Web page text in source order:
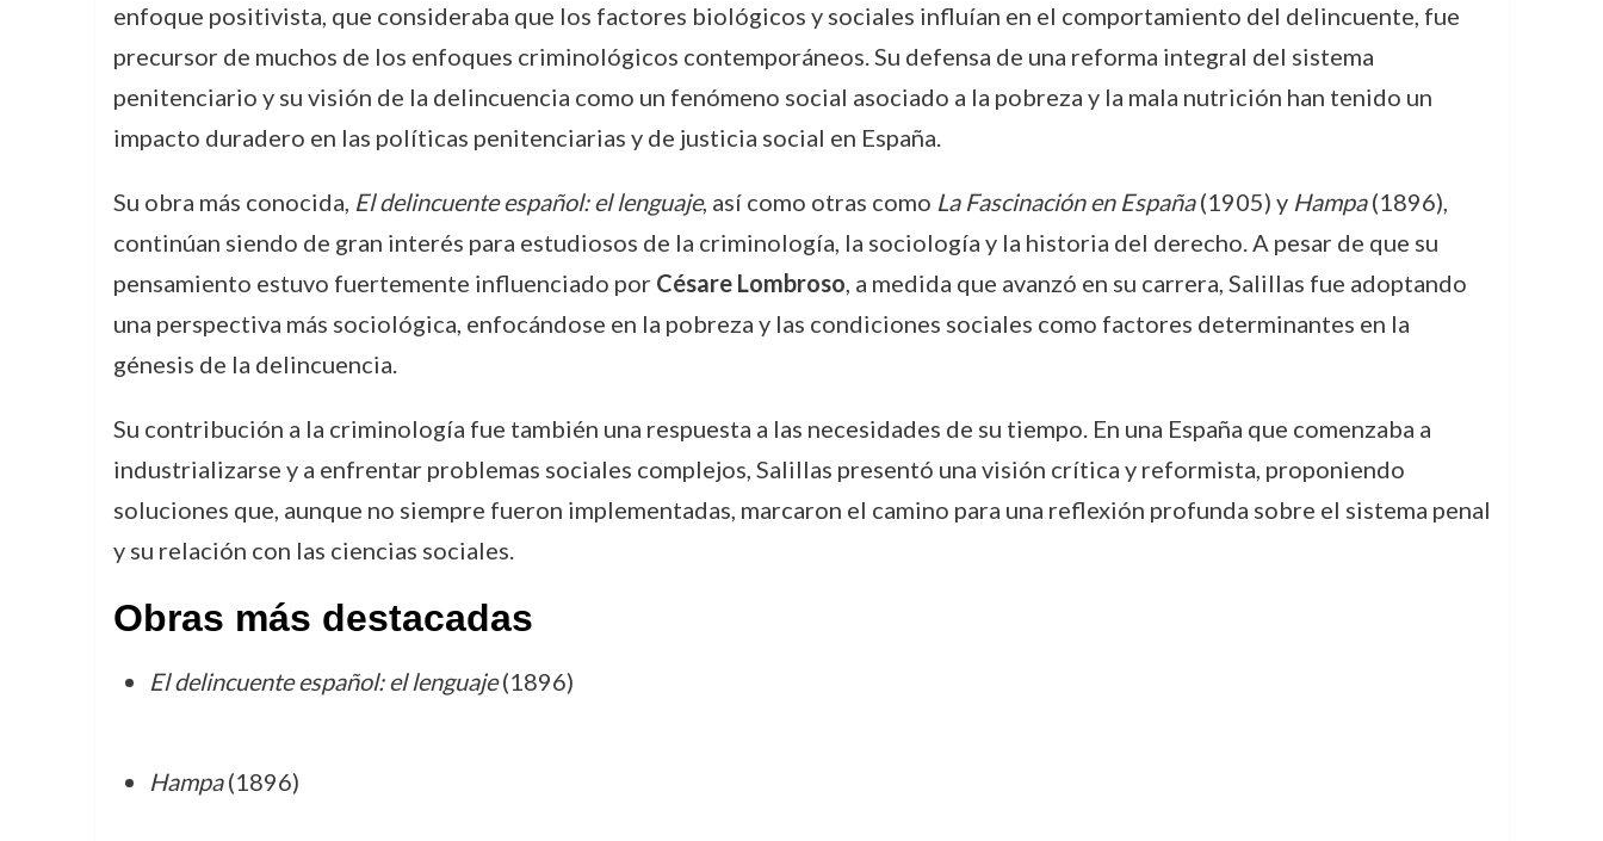
enfoque positivista, que consideraba que los factores biológicos y sociales influían en el comportamiento del delincuente, fue
precursor de muchos de los enfoques criminológicos contemporáneos. Su defensa de una reforma integral del sistema
penitenciario y su visión de la delincuencia como un fenómeno social asociado a la pobreza y la mala nutrición han tenido un
impacto duradero en las políticas penitenciarias y de justicia social en España.
Su obra más conocida, El delincuente español: el lenguaje, así como otras como La Fascinación en España(1905) y Hampa(1896),
continúan siendo de gran interés para estudiosos de la criminología, la sociología y la historia del derecho. A pesar de que su
pensamiento estuvo fuertemente influenciado por Césare Lombroso, a medida que avanzó en su carrera, Salillas fue adoptando
una perspectiva más sociológica, enfocándose en la pobreza y las condiciones sociales como factores determinantes en la
génesis de la delincuencia.
Su contribución a la criminología fue también una respuesta a las necesidades de su tiempo. En una España que comenzaba a
industrializarse y a enfrentar problemas sociales complejos, Salillas presentó una visión crítica y reformista, proponiendo
soluciones que, aunque no siempre fueron implementadas, marcaron el camino para una reflexión profunda sobre el sistema penal
y su relación con las ciencias sociales.
Obras más destacadas
El delincuente español: el lenguaje(1896)
Hampa(1896)